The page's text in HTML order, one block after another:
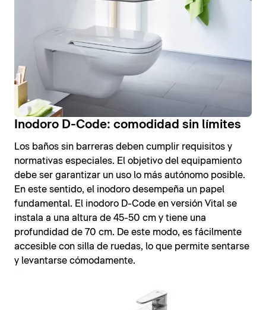
Inodoro D-Code: comodidad sin límites
Los baños sin barreras deben cumplir requisitos y
normativas especiales. El objetivo del equipamiento
debe ser garantizar un uso lo más autónomo posible.
En este sentido, el inodoro desempeña un papel
fundamental. El inodoro D-Code en versión Vital se
instala a una altura de 45-50 cm y tiene una
profundidad de 70 cm. De este modo, es fácilmente
accesible con silla de ruedas, lo que permite sentarse
y levantarse cómodamente.